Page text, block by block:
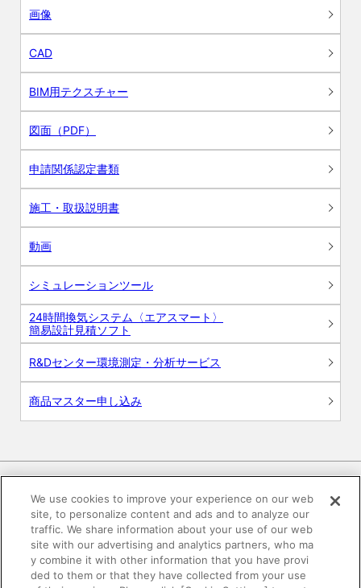
画像
CAD
BIM用テクスチャー
図面（PDF）
申請関係認定書類
施工・取扱説明書
動画
シミュレーションツール
24時間換気システム〈エアスマート〉
簡易設計見積ソフト
R&Dセンター環境測定・分析サービス
商品マスター申し込み
電子公告 このWEBサイトについて
プライバシーポリシー
We use cookies to improve your experience on our web
site, to personalize content and ads and to analyze our
traffic. We share information about your use of our web
site with our advertising and analytics partners, who ma
y combine it with other information that you have provi
ded to them or that they have collected from your use